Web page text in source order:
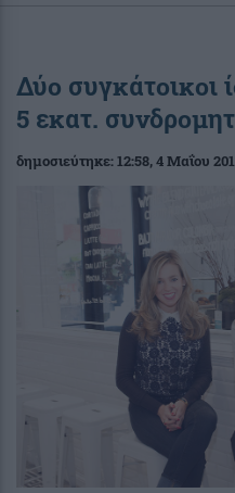
Δύο συγκάτοικοι
5 εκατ.
δημοσιεύτηκε:12:58, 4 Μαΐου